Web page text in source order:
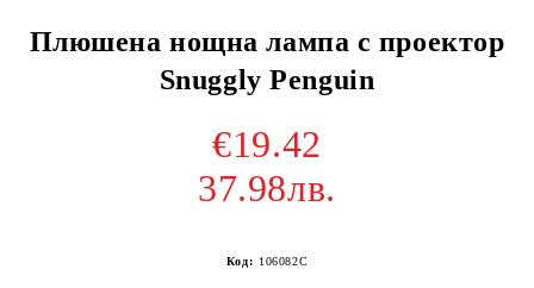
Плюшена нощна лампа с проектор
Snuggly Penguin
€19.42
37.98лв.
Код: 106082C